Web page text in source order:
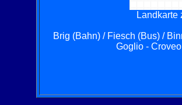
Landkarte
Brig (Bahn) / Fiesch (Bus) /
Goglio -